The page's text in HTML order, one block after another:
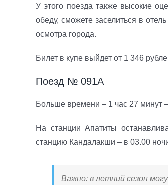
У этого поезда также высокие
обеду, сможете заселиться в
осмотра города.
Билет в купе выйдет от 1 346
Поезд № 091А
Больше времени – 1 час 27 минут
На станции Апатиты
станцию Кандалакши – в 03.00
Важно: в летний сезон